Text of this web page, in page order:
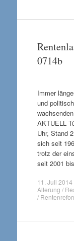
0714b
Immer
und
AKTUELL
Uhr, Stand
sich seit
trotz der
seit 2001
11. Juli 2014
Alterung /
/